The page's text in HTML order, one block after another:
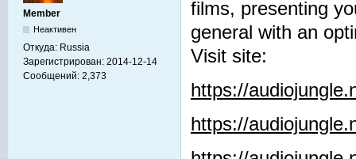
Member
Неактивен
Откуда: Russia
Зарегистрирован: 2014-12-14
Сообщений: 2,373
films, presenting
general with an
Visit site:
https://
https://